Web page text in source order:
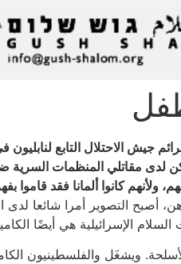
جيش الاحتلال التابع
لدى مقاتلي المنظمات السرية ضدّ
ولأنهم كانوا ألمانا فقد قاموا
أصبح التصوير أمرا شائعا لدى
الإسرائيلية هي أيضًا
ويشغَل والفلسطينيون